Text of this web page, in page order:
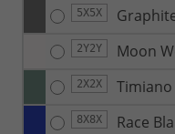
5X5X
2Y2Y Moon
2X2X
8X8X Race